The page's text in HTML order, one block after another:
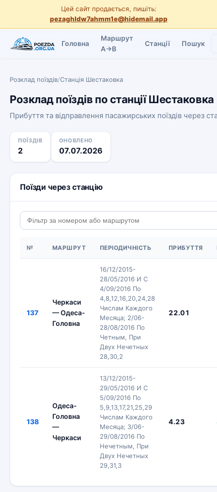
Цей сайт продається, пишіть:
pezaghldw7ahmm1e@hidemail.app
Головна
Маршрут
A→B
Станції Пошук
Розклад поїздів/Станція Шестаковка
Розклад поїздів по станції Шестаковка
Прибуття та відправлення пасажирських поїздів через
ПОЇЗДІВ
2
ОНОВЛЕНО
07.07.2026
Поїзди через станцію
№ МАРШРУТ ПЕРІОДИЧНІСТЬ ПРИБУТТЯ
137
Черкаси
— Одеса-
Головна
16/12/2015-
28/05/2016 И С
4/09/2016 По
4,8,12,16,20,24,28
Числам Каждого
Месяца; 2/06-
28/08/2016 По
Четным, При
Двух Нечетных
28,30,2
22.01
138
Одеса-
Головна
—
Черкаси
13/12/2015-
29/05/2016 И С
5/09/2016 По
5,9,13,17,21,25,29
Числам Каждого
Месяца; 3/06-
29/08/2016 По
Нечетным, При
Двух Нечетных
29,31,3
4.23